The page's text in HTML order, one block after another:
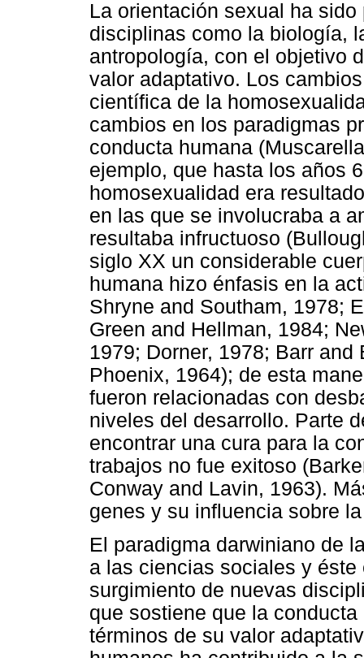
La orientación sexual ha
disciplinas como la biología,
antropología, con el objetivo
valor adaptativo. Los
científica de la
cambios en los paradigmas
conducta humana
ejemplo, que hasta los años
homosexualidad era
en las que se involucraba a
resultaba infructuoso
siglo XX un considerable
humana hizo énfasis en la
Shryne and Southam, 1978;
Green and Hellman, 1984;
1979; Dorner, 1978; Barr
Phoenix, 1964); de esta
fueron relacionadas con
niveles del desarrollo. Parte
encontrar una cura para la
trabajos no fue exitoso
Conway and Lavin, 1963).
genes y su influencia sobre
El paradigma darwiniano de
a las ciencias sociales y
surgimiento de nuevas
que sostiene que la
términos de su valor